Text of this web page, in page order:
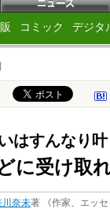
コミック デジタ
はすんなり叶
に受け取
川奈未著 《作家、エッセ